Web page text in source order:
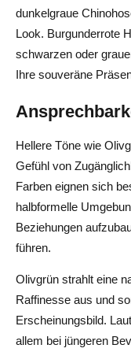
dunkelgraue
Look. Burgunderrote
schwarzen oder
Ihre souveräne
Hellere Töne wie
Gefühl von
Farben eignen sich
halbformelle
Beziehungen
führen.
Olivgrün strahlt eine
Raffinesse aus und
Erscheinungsbild. Laut
allem bei jüngeren